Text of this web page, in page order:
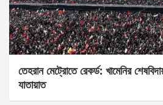
তেহরান মেট্রোতে রেকর্ড: খামেনির
যাতায়াত